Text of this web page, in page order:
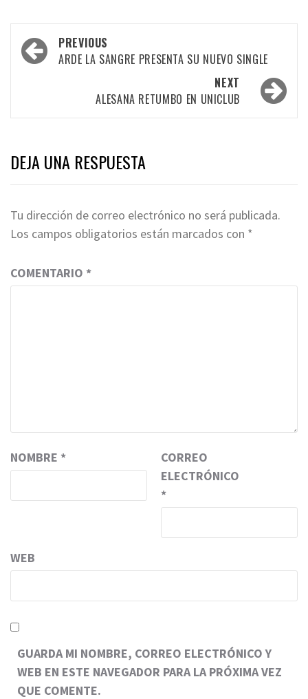
Post
navigation
PREVIOUS
ARDE LA SANGRE PRESENTA SU NUEVO SINGLE
NEXT
ALESANA RETUMBO EN UNICLUB
DEJA UNA RESPUESTA
Tu dirección de correo electrónico no será publicada.
Los campos obligatorios están marcados con *
COMENTARIO *
NOMBRE *
CORREO
ELECTRÓNICO
*
WEB
GUARDA MI NOMBRE, CORREO ELECTRÓNICO Y
WEB EN ESTE NAVEGADOR PARA LA PRÓXIMA VEZ
QUE COMENTE.